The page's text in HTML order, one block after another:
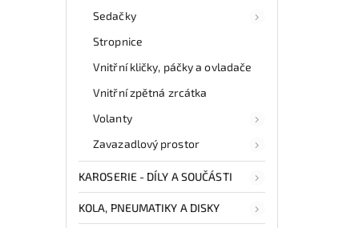
Sedačky
Stropnice
Vnitřní kličky, páčky a ovladače
Vnitřní zpětná zrcátka
Volanty
Zavazadlový prostor
KAROSERIE - DÍLY A SOUČÁSTI
KOLA, PNEUMATIKY A DISKY